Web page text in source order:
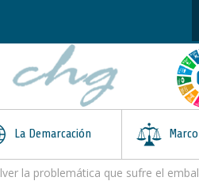
La Demarcación
la problemática que sufre el